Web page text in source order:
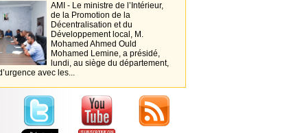
AMI - Le ministre de l’Intérieur,
de la Promotion de la
Décentralisation et du
Développement local, M.
Mohamed Ahmed Ould
Mohamed Lemine, a présidé,
lundi, au siège du département,
avec les...